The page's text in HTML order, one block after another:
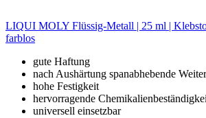
LIQUI MOLY Flüssig-Metall | 25 ml |
farblos
gute Haftung
nach Aushärtung spanabhebende
hohe Festigkeit
hervorragende
universell einsetzbar